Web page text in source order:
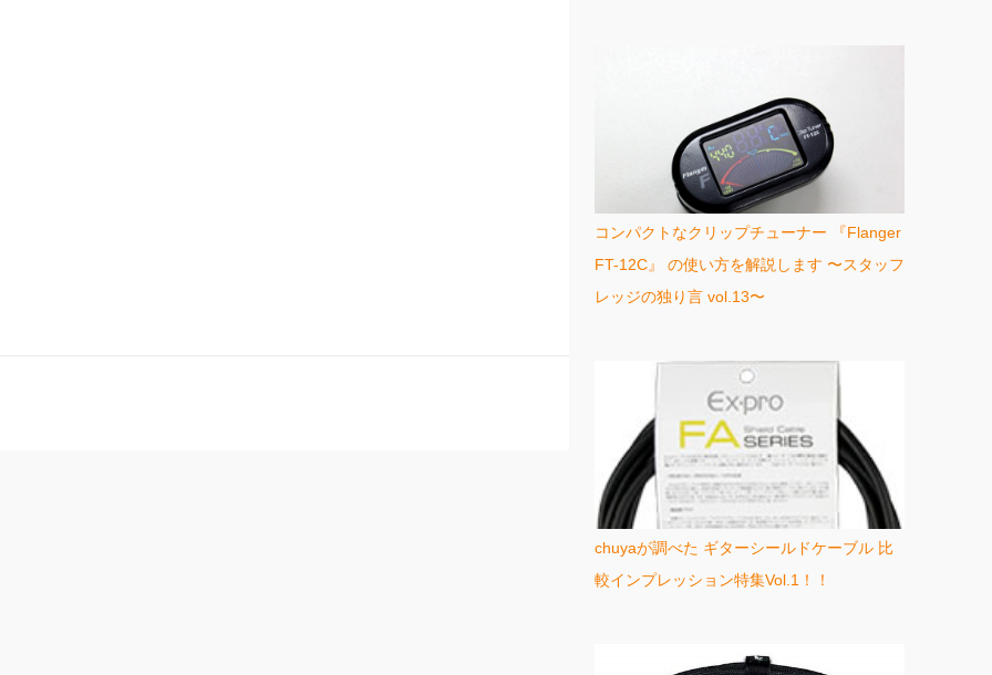
コンパクトなクリップチューナー 『Flanger
FT-12C』 の使い方を解説します 〜スタッフ
レッジの独り言 vol.13〜
chuyaが調べた ギターシールドケーブル 比
較インプレッション特集Vol.1！！